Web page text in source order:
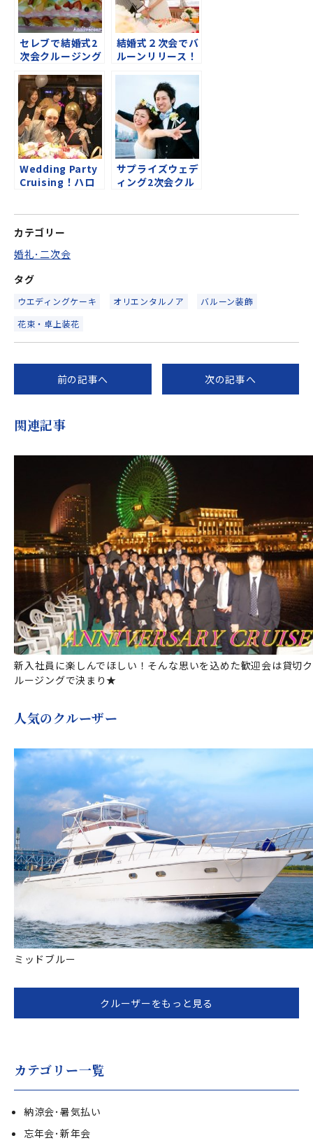
セレブで結婚式2
次会クルージング
結婚式２次会でバ
ルーンリリース！
横浜近郊クルーズ
Wedding Party
Cruising！ハロ
サプライズウェデ
ィング2次会クル
カテゴリー
婚礼･二次会
タグ
ウエディングケーキ オリエンタルノア
バルーン装飾
花束・卓上装花
前の記事へ 次の記事へ
関連記事
新入社員に楽しんでほしい！そんな思いを込めた歓迎会は貸切ク
ルージングで決まり★
人気のクルーザー
ミッドブルー
クルーザーをもっと見る
カテゴリー一覧
納涼会･暑気払い
忘年会･新年会